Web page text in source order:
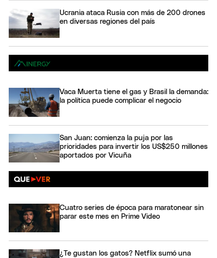
Ucrania ataca Rusia con más de 200 drones
en diversas regiones del país
Vaca Muerta tiene el gas y Brasil la demanda:
la política puede complicar el negocio
San Juan: comienza la puja por las
prioridades para invertir los US$250 millones
aportados por Vicuña
Cuatro series de época para maratonear sin
parar este mes en Prime Video
¿Te gustan los gatos? Netflix sumó una